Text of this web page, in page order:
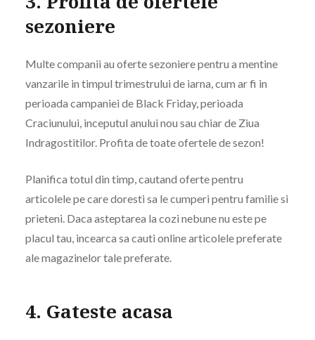
sezoniere
Multe companii au oferte sezoniere pentru a mentine
vanzarile in timpul trimestrului de iarna, cum ar fi in
perioada campaniei de Black Friday, perioada
Craciunului, inceputul anului nou sau chiar de Ziua
Indragostitilor. Profita de toate ofertele de sezon!
Planifica totul din timp, cautand oferte pentru
articolele pe care doresti sa le cumperi pentru familie si
prieteni. Daca asteptarea la cozi nebune nu este pe
placul tau, incearca sa cauti online articolele preferate
ale magazinelor tale preferate.
4. Gateste acasa